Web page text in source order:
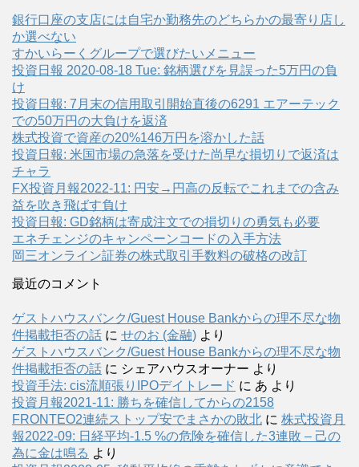
銀行口座の支店には自宅か勤務先のどちらかの最寄り店し
か選べない
すかいらーくグループで選びたいメニュー
投資日報 2020-08-18 Tue: 銘柄選びを見誤った5万円の負
け
投資日報: 7月末の信用取引開始直後の6291 エアーテック
での50万円の大負けを返済
株式投資で資産の20%146万円を溶かした話
投資日報: 米国市場の急落を受けた尚早な損切りで返済は
チャラ
FX投資月報2022-11: 円安→円高の反転でこれまでの含み
益を吹き飛ばす負け
投資日報: GD銘柄は寄成注文での損切りの勇気も必要
エネチェンジのキャンペーンコードの入手方法
岡三オンライン証券の株式取引手数料の破格の改訂
最近のコメント
ゲストハウスバンク/Guest House Bankからの理不尽な物
件掲載拒否の話 に せのお (金融) より
ゲストハウスバンク/Guest House Bankからの理不尽な物
件掲載拒否の話 に シェアハウスオーナー より
投資手法: cis流順張りIPOデイトレード に あ より
投資月報2021-11: 勝ちを確信してからの2158
FRONTEO2連続ストップ安でまさかの敗北 に 株式投資月
報2022-09: 日経平均-1.5 %の危険を確信した3連敗 – 己の
為に金は鳴る より